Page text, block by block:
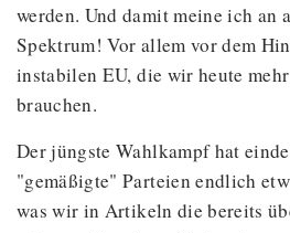
werden. Und damit meine ich an
Spektrum! Vor allem vor dem
instabilen EU, die wir heute
brauchen.
Der jüngste Wahlkampf hat
"gemäßigte" Parteien endlich
was wir in Artikeln die bereits